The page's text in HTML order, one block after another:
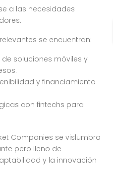
a las necesidades
se encuentran:
soluciones móviles y
y financiamiento
con fintechs para
Companies se vislumbra
pero lleno de
y la innovación